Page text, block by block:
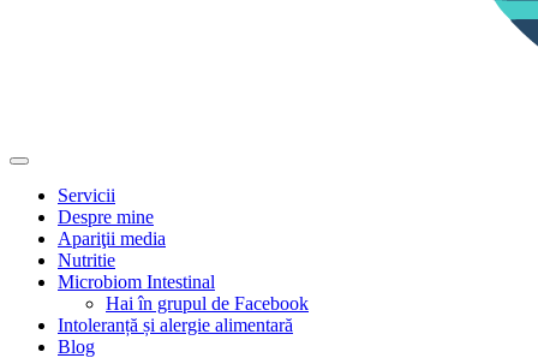
Servicii
Despre mine
Apariţii media
Nutritie
Microbiom Intestinal
Hai în grupul de Facebook
Intoleranță și alergie alimentară
Blog